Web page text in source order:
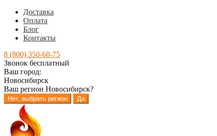
Доставка
Оплата
Блог
Контакты
8 (800) 350-68-75
Звонок бесплатный
Ваш город:
Новосибирск
Ваш регион Новосибирск?
Нет, выбрать регион Да
Перейти
навигации
Перейти
содержимому